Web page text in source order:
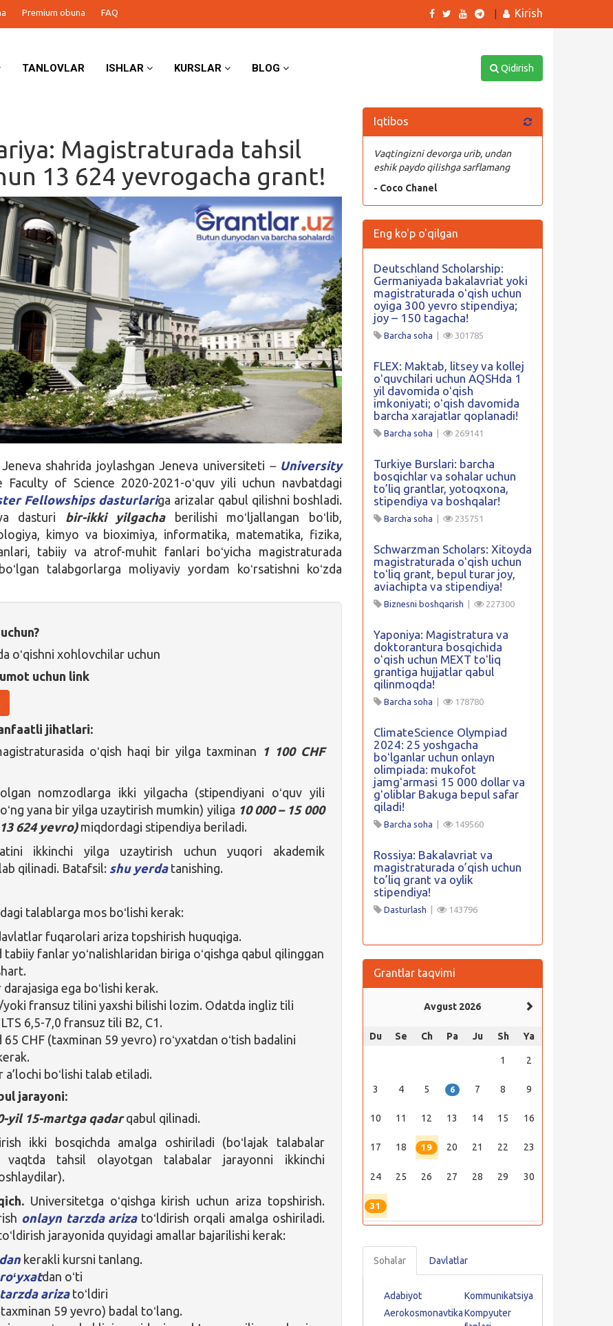
Premium obuna FAQ Kirish
TANLOVLAR ISHLAR KURSLAR BLOG Qidirish
Magistraturada tahsil
13 624 yevrogacha grant!
shahrida joylashgan Jeneva universiteti – University
of Science 2020-2021-oʻquv yili uchun navbatdagi
Fellowships dasturlariga arizalar qabul qilishni boshladi.
dasturi
bir-ikki yilgacha
berilishi moʻljallangan boʻlib,
kimyo va bioximiya, informatika, matematika, fizika,
tabiiy va atrof-muhit fanlari boʻyicha magistraturada
talabgorlarga moliyaviy yordam koʻrsatishni koʻzda
oʻqishni xohlovchilar uchun
uchun link
jihatlari:
oʻqish haqi bir yilga taxminan 1 100 CHF
nomzodlarga ikki yilgacha (stipendiyani oʻquv yili
yana bir yilga uzaytirish mumkin) yiliga 10 000 – 15 000
13 624 yevro) miqdordagi stipendiya beriladi.
ikkinchi yilga uzaytirish uchun yuqori akademik
qilinadi. Batafsil: shu yerdatanishing.
talablarga mos boʻlishi kerak:
fuqarolari ariza topshirish huquqiga.
tabiiy fanlar yoʻnalishlaridan biriga oʻqishga qabul qilinggan
darajasiga ega boʻlishi kerak.
yoki fransuz tilini yaxshi bilishi lozim. Odatda ingliz tili
6,5-7,0 fransuz tili B2, C1.
CHF (taxminan 59 yevro) roʻyxatdan oʻtish badalini
a’lochi boʻlishi talab etiladi.
jarayoni:
yil 15-martga qadarqabul qilinadi.
ikki bosqichda amalga oshiriladi (boʻlajak talabalar
vaqtda tahsil olayotgan talabalar jarayonni ikkinchi
Universitetga oʻqishga kirish uchun ariza topshirish.
onlayn tarzda arizatoʻldirish orqali amalga oshiriladi.
jarayonida quyidagi amallar bajarilishi kerak:
kerakli kursni tanlang.
dan oʻti
arizatoʻldiri
59 yevro) badal toʻlang.
Iqtibos
Vaqtingizni devorga urib, undan
eshik paydo qilishga sarflamang
- Coco Chanel
Eng ko'p o'qilgan
Deutschland Scholarship:
Germaniyada bakalavriat yoki
magistraturada oʻqish uchun
oyiga 300 yevro stipendiya;
joy – 150 tagacha!
Barcha soha 301785
FLEX: Maktab, litsey va kollej
oʻquvchilari uchun AQSHda 1
yil davomida oʻqish
imkoniyati; oʻqish davomida
barcha xarajatlar qoplanadi!
Barcha soha 269141
Turkiye Burslari: barcha
bosqichlar va sohalar uchun
to’liq grantlar, yotoqxona,
stipendiya va boshqalar!
Barcha soha 235751
Schwarzman Scholars: Xitoyda
magistraturada oʻqish uchun
toʻliq grant, bepul turar joy,
aviachipta va stipendiya!
Biznesni boshqarish 227300
Yaponiya: Magistratura va
doktorantura bosqichida
oʻqish uchun MEXT toʻliq
grantiga hujjatlar qabul
qilinmoqda!
Barcha soha 178780
ClimateScience Olympiad
2024: 25 yoshgacha
boʻlganlar uchun onlayn
olimpiada: mukofot
jamgʻarmasi 15 000 dollar va
gʻoliblar Bakuga bepul safar
qiladi!
Barcha soha 149560
Rossiya: Bakalavriat va
magistraturada o’qish uchun
to’liq grant va oylik
stipendiya!
Dasturlash 143796
Grantlar taqvimi
Avgust 2026
Du Se Ch Pa Ju Sh Ya
1 2
3 4 5 6 7 8 9
10 11 12 13 14 15 16
17 18 19 20 21 22 23
24 25 26 27 28 29 30
31
Sohalar Davlatlar
Adabiyot
Aerokosmonavtika
Kommunikatsiya
Kompyuter